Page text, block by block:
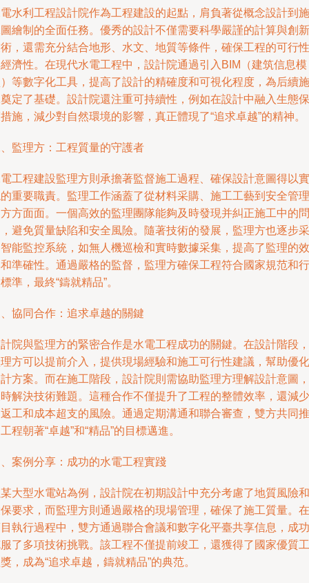
水利工程設計院作為工程建設的起點，肩負著從概念設計到施
繪制的全面任務。優秀的設計不僅需要科學嚴謹的計算與創新
，還需充分結合地形、水文、地質等條件，確保工程的可行性
濟性。在現代水電工程中，設計院通過引入BIM（建筑信息模
等數字化工具，提高了設計的精確度和可視化程度，為后續施
定了基礎。設計院還注重可持續性，例如在設計中融入生態保
施，減少對自然環境的影響，真正體現了“追求卓越”的精神。
監理方：工程質量的守護者
工程建設監理方則承擔著監督施工過程、確保設計意圖得以實
重要職責。監理工作涵蓋了從材料采購、施工工藝到安全管理
方面面。一個高效的監理團隊能夠及時發現并糾正施工中的問
避免質量缺陷和安全風險。隨著技術的發展，監理方也逐步采
能監控系統，如無人機巡檢和實時數據采集，提高了監理的效
準確性。通過嚴格的監督，監理方確保工程符合國家規范和行
準，最終“鑄就精品”。
協同合作：追求卓越的關鍵
院與監理方的緊密合作是水電工程成功的關鍵。在設計階段，
方可以提前介入，提供現場經驗和施工可行性建議，幫助優化
方案。而在施工階段，設計院則需協助監理方理解設計意圖，
解決技術難題。這種合作不僅提升了工程的整體效率，還減少
工和成本超支的風險。通過定期溝通和聯合審查，雙方共同推
程朝著“卓越”和“精品”的目標邁進。
案例分享：成功的水電工程實踐
大型水電站為例，設計院在初期設計中充分考慮了地質風險和
要求，而監理方則通過嚴格的現場管理，確保了施工質量。在
執行過程中，雙方通過聯合會議和數字化平臺共享信息，成功
了多項技術挑戰。該工程不僅提前竣工，還獲得了國家優質工
，成為“追求卓越，鑄就精品”的典范。